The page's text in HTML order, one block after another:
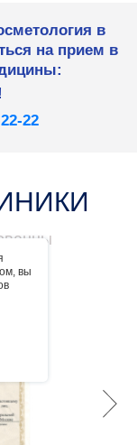
в
на прием в
22
вы